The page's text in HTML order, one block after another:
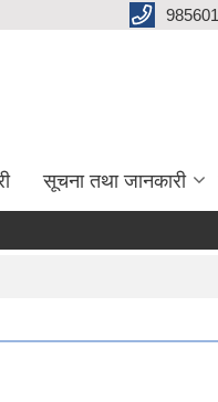
सूचना तथा जानकारी